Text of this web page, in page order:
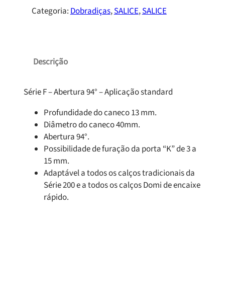
Categoria:Dobradiças, SALICE, SALICE
Descrição
Série F – Abertura 94° – Aplicação standard
Profundidade do caneco 13 mm.
Diâmetro do caneco 40mm.
Abertura 94°.
Possibilidade de furação da porta “K” de 3 a
15 mm.
Adaptável a todos os calços tradicionais da
Série 200 e a todos os calços Domi de encaixe
rápido.